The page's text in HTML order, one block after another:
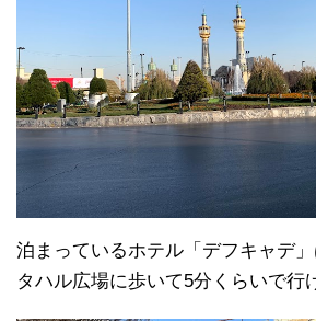
泊まっているホテル「デフキャデ
タハル広場に歩いて5分くらいで行